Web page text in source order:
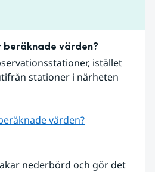
värden?
istället
stationer i närheten
värden?
nederbörd och gör det